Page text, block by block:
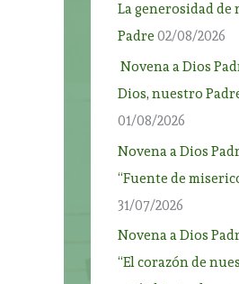
La generosidad de
Padre 02/08/2026
Novena a Dios
Dios, nuestro
01/08/2026
Novena a Dios
“Fuente de
31/07/2026
Novena a Dios
“El corazón de